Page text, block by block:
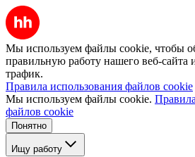
Мы используем файлы cookie, чтобы
правильную работу нашего веб-сайта
трафик.
Правила использования файлов cookie
Мы используем файлы cookie.
файлов cookie
Понятно
Ищу работу